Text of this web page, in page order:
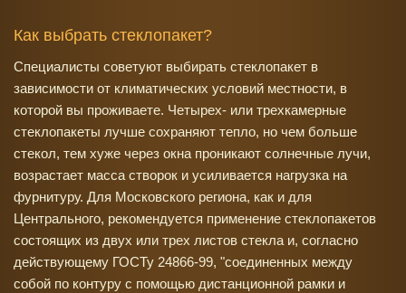
Как выбрать стеклопакет?
Специалисты советуют выбирать стеклопакет в
зависимости от климатических условий местности, в
которой вы проживаете. Четырех- или трехкамерные
стеклопакеты лучше сохраняют тепло, но чем больше
стекол, тем хуже через окна проникают солнечные лучи,
возрастает масса створок и усиливается нагрузка на
фурнитуру. Для Московского региона, как и для
Центрального, рекомендуется применение стеклопакетов
состоящих из двух или трех листов стекла и, согласно
действующему ГОСТу 24866-99, "соединенных между
собой по контуру с помощью дистанционной рамки и